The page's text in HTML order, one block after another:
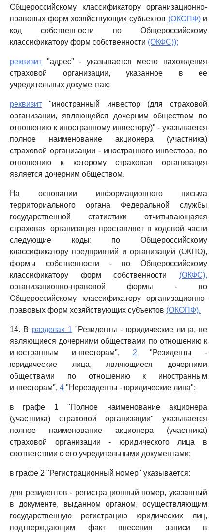
Общероссийскому классификатору организационно-
правовых форм хозяйствующих субъектов (ОКОПФ) и
код собственности по Общероссийскому
классификатору форм собственности (ОКФС));
реквизит "адрес" - указывается место нахождения
страховой организации, указанное в ее
учредительных документах;
реквизит "иностранный инвестор (для страховой
организации, являющейся дочерним обществом по
отношению к иностранному инвестору)" - указывается
полное наименование акционера (участника)
страховой организации - иностранного инвестора, по
отношению к которому страховая организация
является дочерним обществом.
На основании информационного письма
территориального органа Федеральной службы
государственной статистики отчитывающаяся
страховая организация проставляет в кодовой части
следующие коды: по Общероссийскому
классификатору предприятий и организаций (ОКПО),
формы собственности - по Общероссийскому
классификатору форм собственности (ОКФС),
организационно-правовой формы - по
Общероссийскому классификатору организационно-
правовых форм хозяйствующих субъектов (ОКОПФ).
14. В разделах 1 "Резиденты - юридические лица, не
являющиеся дочерними обществами по отношению к
иностранным инвесторам", 2 "Резиденты -
юридические лица, являющиеся дочерними
обществами по отношению к иностранным
инвесторам", 4 "Нерезиденты - юридические лица":
в графе 1 "Полное наименование акционера
(участника) страховой организации" указывается
полное наименование акционера (участника)
страховой организации - юридического лица в
соответствии с его учредительными документами;
в графе 2 "Регистрационный номер" указывается:
для резидентов - регистрационный номер, указанный
в документе, выданном органом, осуществляющим
государственную регистрацию юридических лиц,
подтверждающим факт внесения записи в